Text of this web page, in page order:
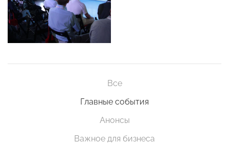
Все
Главные события
Анонсы
Важное для бизнеса